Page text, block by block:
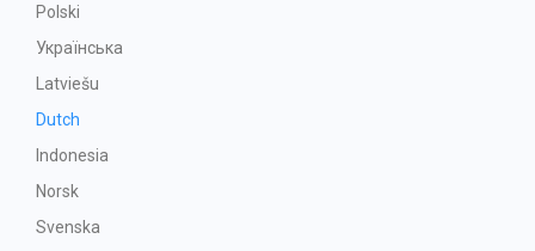
Polski
Українська
Latviešu
Dutch
Indonesia
Norsk
Svenska